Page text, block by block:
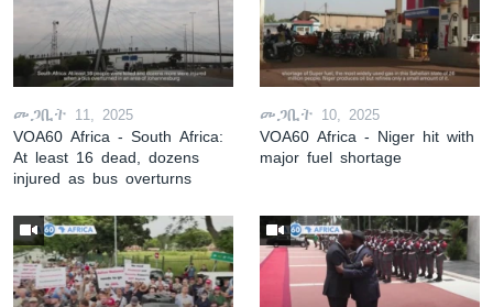
መጋቢት 11, 2025
VOA60 Africa - South Africa:
At least 16 dead, dozens
injured as bus overturns
መጋቢት 10, 2025
VOA60 Africa - Niger hit with
major fuel shortage